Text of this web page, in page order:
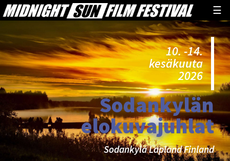
☰
10. -14.
kesäkuuta
2026
Sodankylän
elokuvajuhlat
Sodankylä Lapland Finland